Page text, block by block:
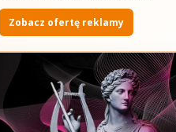
Zobacz ofertę reklamy